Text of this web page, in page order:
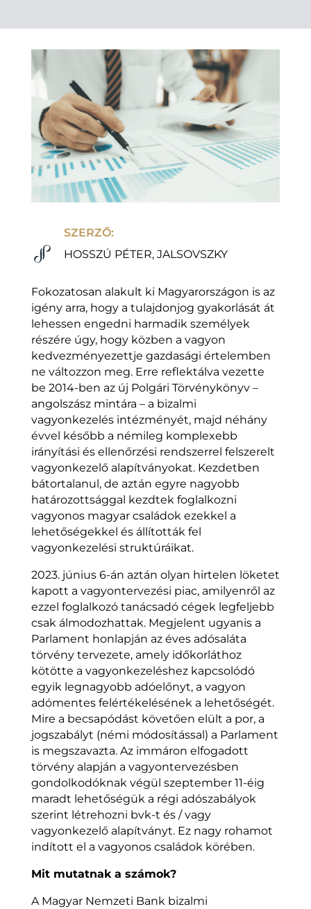
SZERZŐ:
HOSSZÚ PÉTER, JALSOVSZKY
Fokozatosan alakult ki Magyarországon is az
igény arra, hogy a tulajdonjog gyakorlását át
lehessen engedni harmadik személyek
részére úgy, hogy közben a vagyon
kedvezményezettje gazdasági értelemben
ne változzon meg. Erre reflektálva vezette
be 2014-ben az új Polgári Törvénykönyv –
angolszász mintára – a bizalmi
vagyonkezelésintézményét, majd néhány
évvel később a némileg komplexebb
irányítási és ellenőrzési rendszerrel felszerelt
vagyonkezelő alapítványokat. Kezdetben
bátortalanul, de aztán egyre nagyobb
határozottsággal kezdtek foglalkozni
vagyonos magyar családok ezekkel a
lehetőségekkel és állították fel
vagyonkezelési struktúráikat.
2023. június 6-án aztán olyan hirtelen löketet
kapott a vagyontervezési piac, amilyenről az
ezzel foglalkozó tanácsadó cégek legfeljebb
csak álmodozhattak. Megjelent ugyanis a
Parlament honlapján az éves adósaláta
törvény tervezete, amely időkorláthoz
kötötte a vagyonkezeléshez kapcsolódó
egyik legnagyobb adóelőnyt, a vagyon
adómentes felértékelésének a lehetőségét.
Mire a becsapódást követően elült a por, a
jogszabályt (némi módosítással) a Parlament
is megszavazta. Az immáron elfogadott
törvény alapján a vagyontervezésben
gondolkodóknak végül szeptember 11-éig
maradt lehetőségük a régi adószabályok
szerint létrehozni bvk-t és / vagy
vagyonkezelő alapítványt. Ez nagy rohamot
indított el a vagyonos családok körében.
Mit mutatnak a számok?
A Magyar Nemzeti Bank bizalmi